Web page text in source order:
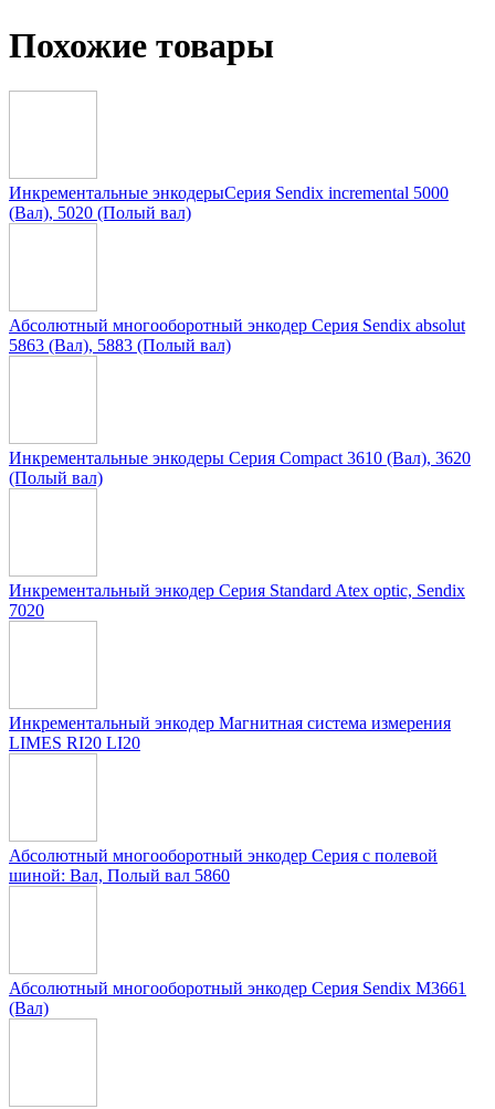
Похожие товары
Инкрементальные энкодерыСерия Sendix incremental 5000
(Вал), 5020 (Полый вал)
Абсолютный многооборотный энкодер Серия Sendix absolut
5863 (Вал), 5883 (Полый вал)
Инкрементальные энкодеры Серия Compact 3610 (Вал), 3620
(Полый вал)
Инкрементальный энкодер Серия Standard Atex optic, Sendix
7020
Инкрементальный энкодер Магнитная система измерения
LIMES RI20 LI20
Абсолютный многооборотный энкодер Серия с полевой
шиной: Вал, Полый вал 5860
Абсолютный многооборотный энкодер Серия Sendix M3661
(Вал)